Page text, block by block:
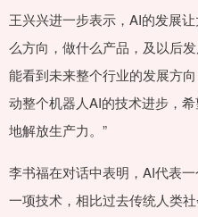
王兴兴进一步表示，AI的发展
么方向，做什么产品，及以后
能看到未来整个行业的发展方
动整个机器人AI的技术进步，
地解放生产力。”
李书福在对话中表明，AI代表
一项技术，相比过去传统人类